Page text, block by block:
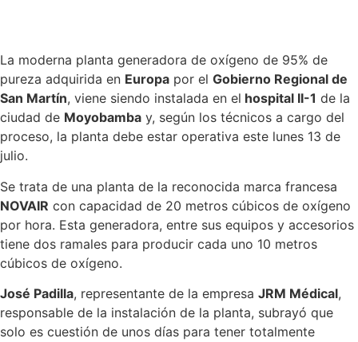
La moderna planta generadora de oxígeno de 95% de
pureza adquirida en Europa por el Gobierno Regional de
San Martín, viene siendo instalada en el hospital II-1 de la
ciudad de Moyobamba y, según los técnicos a cargo del
proceso, la planta debe estar operativa este lunes 13 de
julio.
Se trata de una planta de la reconocida marca francesa
NOVAIR con capacidad de 20 metros cúbicos de oxígeno
por hora. Esta generadora, entre sus equipos y accesorios
tiene dos ramales para producir cada uno 10 metros
cúbicos de oxígeno.
José Padilla, representante de la empresa JRM Médical,
responsable de la instalación de la planta, subrayó que
solo es cuestión de unos días para tener totalmente